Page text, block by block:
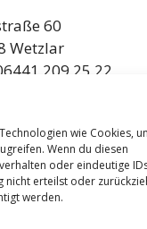
wie Cookies,
Wenn du diesen
oder eindeutige
nicht erteilst oder
werden.
60
Wetzlar
209 25 22